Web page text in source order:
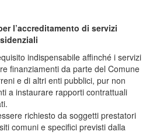
l’accreditamento di servizi
indispensabile affinché i servizi
finanziamenti da parte del Comune
e di altri enti pubblici, pur non
a instaurare rapporti contrattuali
richiesto da soggetti prestatori
comuni e specifici previsti dalla